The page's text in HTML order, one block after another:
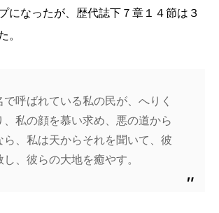
になったが、歴代誌下７章１４節は３
。
で呼ばれている私の民が、へりく
、私の顔を慕い求め、悪の道から
ら、私は天からそれを聞いて、彼
し、彼らの大地を癒やす。